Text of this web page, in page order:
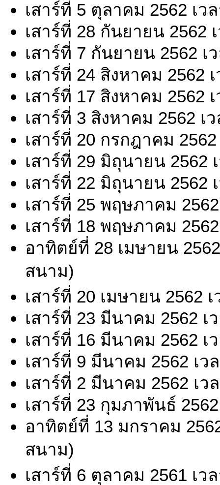
เสาร์ที่ 5 ตุลาคม 2562 เว
เสาร์ที่ 28 กันยายน 2562
เสาร์ที่ 7 กันยายน 2562 เ
เสาร์ที่ 24 สิงหาคม 2562
เสาร์ที่ 17 สิงหาคม 2562
เสาร์ที่ 3 สิงหาคม 2562 เ
เสาร์ที่ 20 กรกฎาคม
เสาร์ที่ 29 มิถุนายน 2562
เสาร์ที่ 22 มิถุนายน 2562
เสาร์ที่ 25 พฤษภาคม
เสาร์ที่ 18 พฤษภาคม
อาทิตย์ที่ 28 เมษายน
สนาม)
เสาร์ที่ 20 เมษายน 2562
เสาร์ที่ 23 มีนาคม 2562 เ
เสาร์ที่ 16 มีนาคม 2562 เ
เสาร์ที่ 9 มีนาคม 2562 เว
เสาร์ที่ 2 มีนาคม 2562 เว
เสาร์ที่ 23 กุมภาพันธ์
อาทิตย์ที่ 13 มกราคม
สนาม)
เสาร์ที่ 6 ตุลาคม 2561 เว